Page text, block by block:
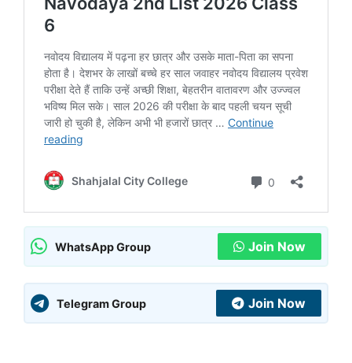
WhatsApp Group Join Now
Telegram Group Join Now